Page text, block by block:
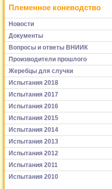
Племенное коневодство
Новости
Документы
Вопросы и ответы ВНИИК
Производители прошлого
Жеребцы для случки
Испытания 2018
Испытания 2017
Испытания 2016
Испытания 2015
Испытания 2014
Испытания 2013
Испытания 2012
Испытания 2011
Испытания 2010